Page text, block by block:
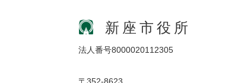
新座市役所
法人番号8000020112305